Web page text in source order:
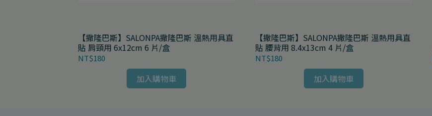
【撒隆巴斯】SALONPA撒隆巴斯 溫熱用具直
貼 肩頸用 6x12cm 6 片/盒
NT$180
加入購物車
【撒隆巴斯】SALONPA撒隆巴斯 溫熱用具直
貼 腰背用 8.4x13cm 4 片/盒
NT$180
加入購物車